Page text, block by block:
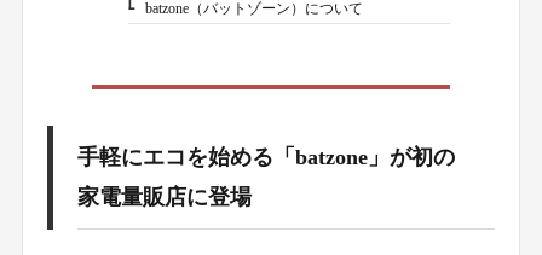
1-4.batzone（バットゾーン）について
手軽にエコを始める「batzone」が初の
家電量販店に登場